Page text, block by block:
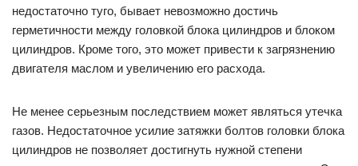
недостаточно туго, бывает невозможно достичь
герметичности между головкой блока цилиндров и блоком
цилиндров. Кроме того, это может привести к загрязнению
двигателя маслом и увеличению его расхода.
Не менее серьезным последствием может являться утечка
газов. Недостаточное усилие затяжки болтов головки блока
цилиндров не позволяет достигнуть нужной степени